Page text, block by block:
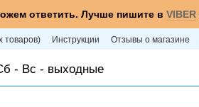
ответить. Лучше пишите в VIBER
товаров) Инструкции Отзывы о магазине
- Вс - выходные